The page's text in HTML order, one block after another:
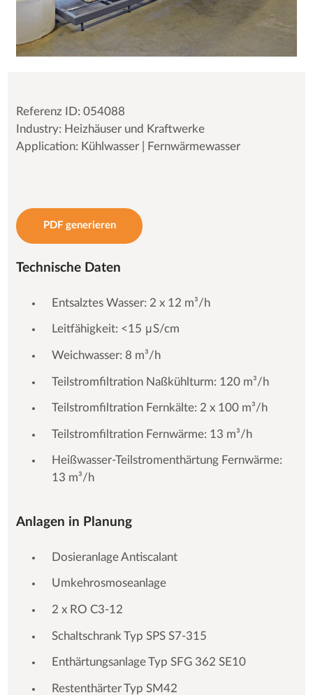
Referenz ID: 054088
Industry: Heizhäuser und Kraftwerke
Application: Kühlwasser | Fernwärmewasser
PDF generieren
Technische Daten
Entsalztes Wasser: 2 x 12 m³/h
Leitfähigkeit: <15 μS/cm
Weichwasser: 8 m³/h
Teilstromfiltration Naßkühlturm: 120 m³/h
Teilstromfiltration Fernkälte: 2 x 100 m³/h
Teilstromfiltration Fernwärme: 13 m³/h
Heißwasser-Teilstromenthärtung Fernwärme:
13 m³/h
Anlagen in Planung
Dosieranlage Antiscalant
Umkehrosmoseanlage
2 x RO C3-12
Schaltschrank Typ SPS S7-315
Enthärtungsanlage Typ SFG 362 SE10
Restenthärter Typ SM42